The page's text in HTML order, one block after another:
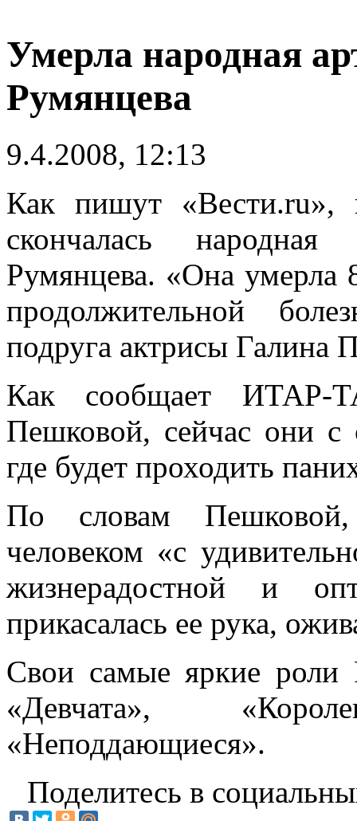
Умерла народная
Румянцева
9.4.2008, 12:13
Как пишут
скончалась
Румянцева. «Она умерла
продолжительной
подруга актрисы Галина
Как сообщает ИТАР-
Пешковой, сейчас они с
где будет проходить
По словам
человеком «с
жизнерадостной и
прикасалась ее рука,
Свои самые яркие роли
«Девчата»,
«Неподдающиеся».
Поделитесь в